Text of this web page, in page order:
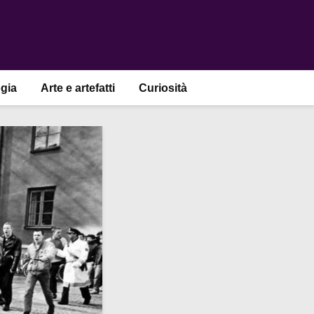
Arte e artefatti Curiosità